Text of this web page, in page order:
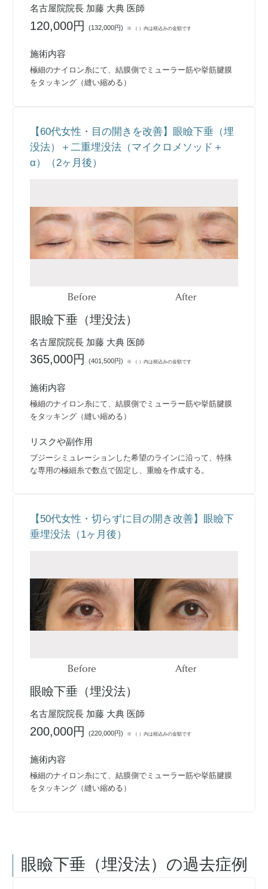
名古屋院院長 加藤 大典 医師
120,000円(132,000円) ※ （ ）内は税込みの金額です
施術内容
極細のナイロン糸にて、結膜側でミューラー筋や挙筋腱膜
をタッキング（縫い縮める）
【60代女性・目の開きを改善】眼瞼下垂（埋
没法）＋二重埋没法（マイクロメソッド＋
α）（2ヶ月後）
Before After
眼瞼下垂（埋没法）
名古屋院院長 加藤 大典 医師
365,000円(401,500円) ※ （ ）内は税込みの金額です
施術内容
極細のナイロン糸にて、結膜側でミューラー筋や挙筋腱膜
をタッキング（縫い縮める）
リスクや副作用
ブジーシミュレーションした希望のラインに沿って、特殊
な専用の極細糸で数点で固定し、重瞼を作成する。
【50代女性・切らずに目の開き改善】眼瞼下
垂埋没法（1ヶ月後）
Before After
眼瞼下垂（埋没法）
名古屋院院長 加藤 大典 医師
200,000円(220,000円) ※ （ ）内は税込みの金額です
施術内容
極細のナイロン糸にて、結膜側でミューラー筋や挙筋腱膜
をタッキング（縫い縮める）
眼瞼下垂（埋没法） の過去症例